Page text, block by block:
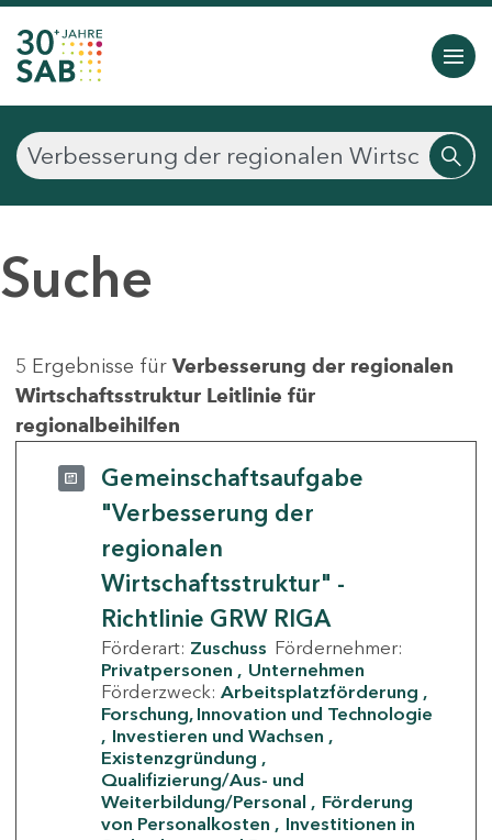
Suche
5 Ergebnisse für Verbesserung der regionalen
Wirtschaftsstruktur Leitlinie für
regionalbeihilfen
Gemeinschaftsaufgabe
"Verbesserung der
regionalen
Wirtschaftsstruktur" -
Richtlinie GRW RIGA
Förderart: Zuschuss Fördernehmer:
Privatpersonen
Unternehmen
Förderzweck: Arbeitsplatzförderung
Forschung, Innovation und Technologie
Investieren und Wachsen
Existenzgründung
Qualifizierung/Aus- und
Weiterbildung/Personal
Förderung
von Personalkosten
Investitionen in